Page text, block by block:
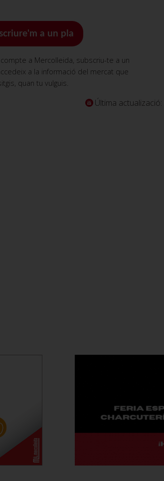
a un pla
a Mercolleida, subscriu-te a un
a la informació del mercat que
quan tu vulguis.
Última actualizació: